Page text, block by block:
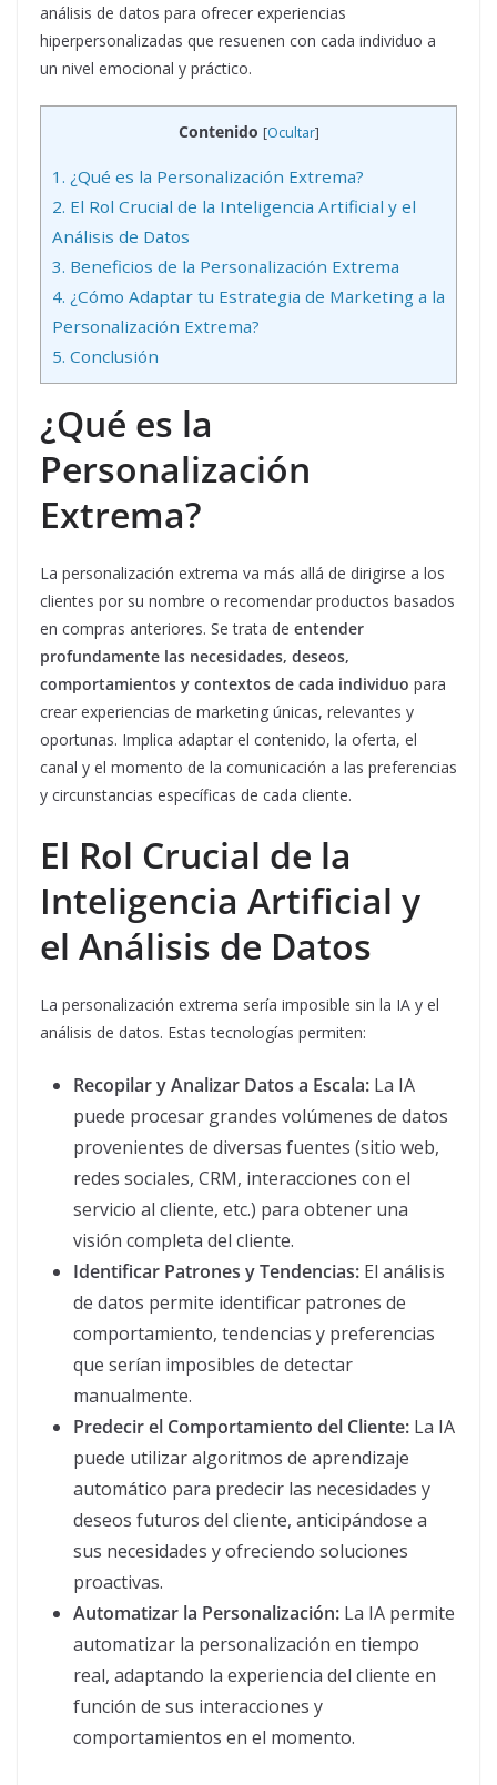
análisis de datos para ofrecer experiencias
hiperpersonalizadas que resuenen con cada individuo a
un nivel emocional y práctico.
Contenido [Ocultar]
1. ¿Qué es la Personalización Extrema?
2. El Rol Crucial de la Inteligencia Artificial y el
Análisis de Datos
3. Beneficios de la Personalización Extrema
4. ¿Cómo Adaptar tu Estrategia de Marketing a la
Personalización Extrema?
5. Conclusión
¿Qué es la
Personalización
Extrema?
La personalización extrema va más allá de dirigirse a los
clientes por su nombre o recomendar productos basados
en compras anteriores. Se trata de entender
profundamente las necesidades, deseos,
comportamientos y contextos de cada individuo para
crear experiencias de marketing únicas, relevantes y
oportunas. Implica adaptar el contenido, la oferta, el
canal y el momento de la comunicación a las preferencias
y circunstancias específicas de cada cliente.
El Rol Crucial de la
Inteligencia Artificial y
el Análisis de Datos
La personalización extrema sería imposible sin la IA y el
análisis de datos. Estas tecnologías permiten:
Recopilar y Analizar Datos a Escala: La IA
puede procesar grandes volúmenes de datos
provenientes de diversas fuentes (sitio web,
redes sociales, CRM, interacciones con el
servicio al cliente, etc.) para obtener una
visión completa del cliente.
Identificar Patrones y Tendencias: El análisis
de datos permite identificar patrones de
comportamiento, tendencias y preferencias
que serían imposibles de detectar
manualmente.
Predecir el Comportamiento del Cliente: La IA
puede utilizar algoritmos de aprendizaje
automático para predecir las necesidades y
deseos futuros del cliente, anticipándose a
sus necesidades y ofreciendo soluciones
proactivas.
Automatizar la Personalización: La IA permite
automatizar la personalización en tiempo
real, adaptando la experiencia del cliente en
función de sus interacciones y
comportamientos en el momento.